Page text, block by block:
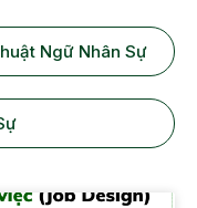
Ngữ Nhân Sự